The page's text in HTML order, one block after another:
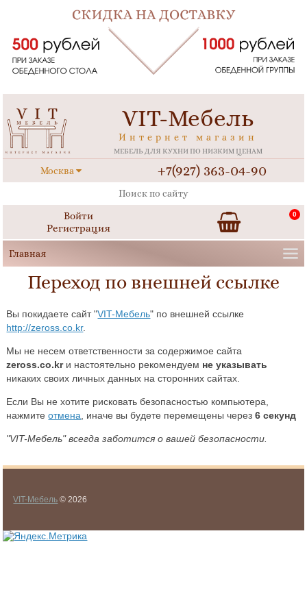
VIT-Мебель
Интернет магазин
МЕБЕЛЬ ДЛЯ КУХНИ ПО НИЗКИМ ЦЕНАМ
Москва +7(927) 363-04-90
Войти
Регистрация
0
Переход по внешней ссылке
Вы покидаете сайт "VIT-Мебель" по внешней ссылке
http://zeross.co.kr.
Мы не несем ответственности за содержимое сайта
zeross.co.krи настоятельно рекомендуем не указывать
никаких своих личных данных на сторонних сайтах.
Если Вы не хотите рисковать безопасностью компьютера,
нажмитеотмена , иначе вы будете перемещены через6 секунд
"VIT-Мебель" всегда заботится о вашей безопасности.
VIT-Мебель © 2026